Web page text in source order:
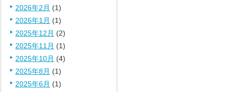
2026年2月 (1)
2026年1月 (1)
2025年12月 (2)
2025年11月 (1)
2025年10月 (4)
2025年8月 (1)
2025年6月 (1)